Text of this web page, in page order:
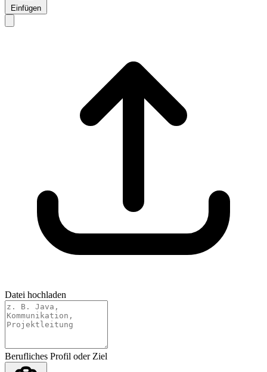
Einfügen
Datei hochladen
Berufliches Profil oder Ziel